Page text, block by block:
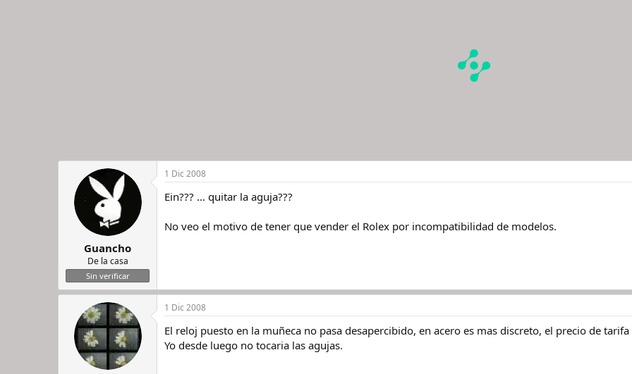
Guancho
De la casa
Sin verificar
1 Dic 2008
Ein??? ... quitar la aguja???
No veo el motivo de tener que vender el Rolex por incompatibilidad de modelos.
1 Dic 2008
El reloj puesto en la muñeca no pasa desapercibido, en acero es mas discreto, el precio de
Yo desde luego no tocaria las agujas.